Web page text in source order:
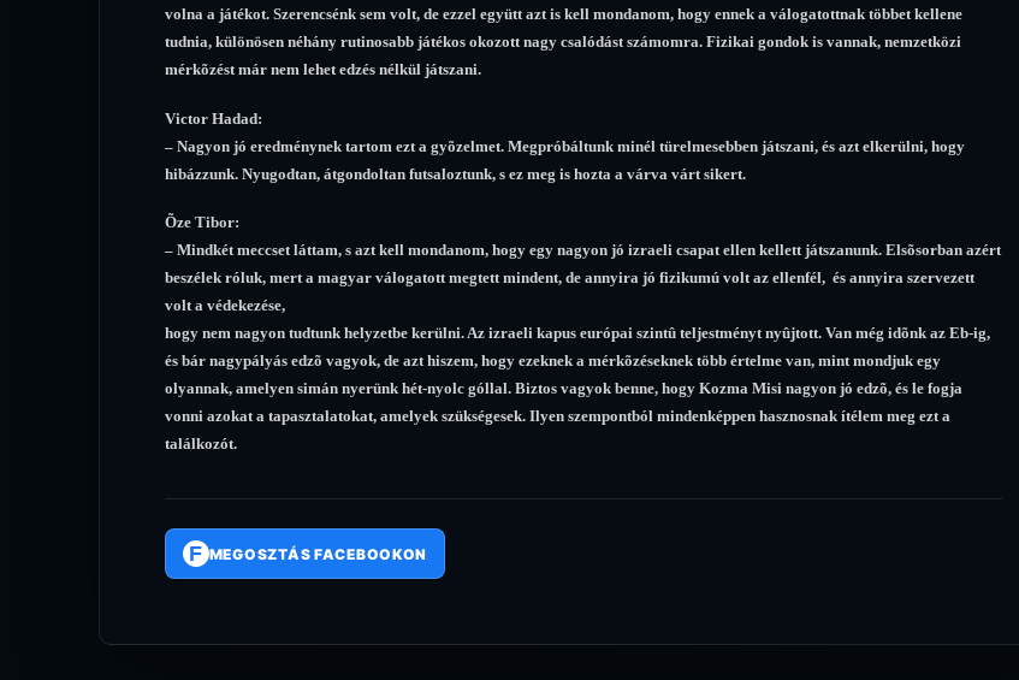
volna a játékot. Szerencsénk sem volt, de ezzel együtt azt is kell mondanom, hogy ennek a válogatottnak többet kellene
tudnia, különösen néhány rutinosabb játékos okozott nagy csalódást számomra. Fizikai gondok is vannak, nemzetközi
mérkõzést már nem lehet edzés nélkül játszani.
Victor Hadad:
– Nagyon jó eredménynek tartom ezt a gyõzelmet. Megpróbáltunk minél türelmesebben játszani, és azt elkerülni, hogy
hibázzunk. Nyugodtan, átgondoltan futsaloztunk, s ez meg is hozta a várva várt sikert.
Õze Tibor:
– Mindkét meccset láttam, s azt kell mondanom, hogy egy nagyon jó izraeli csapat ellen kellett játszanunk. Elsõsorban azért
beszélek róluk, mert a magyar válogatott megtett mindent, de annyira jó fizikumú volt az ellenfél, és annyira szervezett
volt a védekezése,
hogy nem nagyon tudtunk helyzetbe kerülni. Az izraeli kapus európai szintû teljestményt nyûjtott. Van még idõnk az Eb-ig,
és bár nagypályás edzõ vagyok, de azt hiszem, hogy ezeknek a mérkõzéseknek több értelme van, mint mondjuk egy
olyannak, amelyen simán nyerünk hét-nyolc góllal. Biztos vagyok benne, hogy Kozma Misi nagyon jó edzõ, és le fogja
vonni azokat a tapasztalatokat, amelyek szükségesek. Ilyen szempontból mindenképpen hasznosnak ítélem meg ezt a
találkozót.
F MEGOSZTÁS FACEBOOKON